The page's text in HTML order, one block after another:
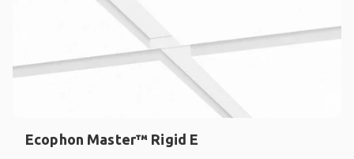
Ecophon Master™ Rigid E